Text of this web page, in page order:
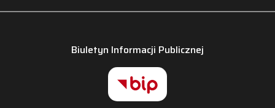
Biuletyn Informacji Publicznej